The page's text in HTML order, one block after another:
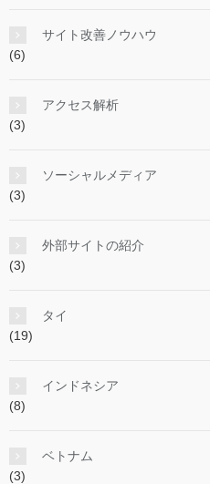
サイト改善ノウハウ
(6)
アクセス解析
(3)
ソーシャルメディア
(3)
外部サイトの紹介
(3)
タイ
(19)
インドネシア
(8)
ベトナム
(3)